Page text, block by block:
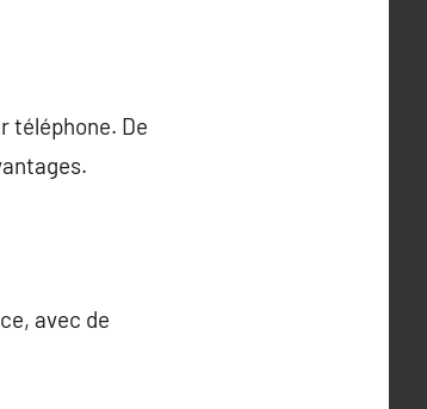
téléphone. De
avec de